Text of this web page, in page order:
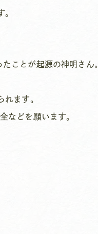
ことが起源の神明さん
ます。
などを願います。